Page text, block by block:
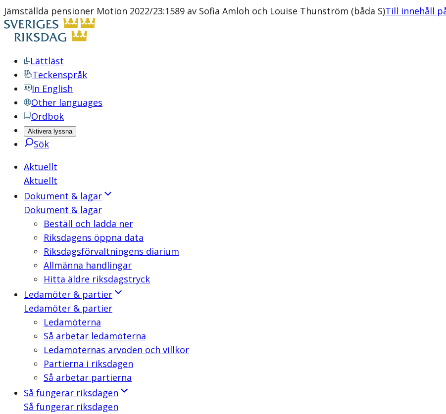
Jämställda pensioner Motion 2022/23:1589 av Sofia Amloh och Louise Thunström (båda S)Till innehåll
Lättläst
Teckenspråk
In English
Other languages
Ordbok
Aktivera lyssna
Sök
Aktuellt
Aktuellt
Dokument & lagar
Dokument & lagar
Beställ och ladda ner
Riksdagens öppna data
Riksdagsförvaltningens diarium
Allmänna handlingar
Hitta äldre riksdagstryck
Ledamöter & partier
Ledamöter & partier
Ledamöterna
Så arbetar ledamöterna
Ledamöternas arvoden och villkor
Partierna i riksdagen
Så arbetar partierna
Så fungerar riksdagen
Så fungerar riksdagen